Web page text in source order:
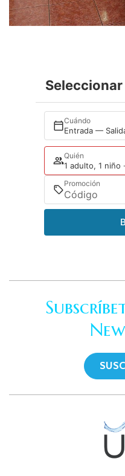
Cuándo
Entrada —
Quién
1 adulto, 1 niño
Promoción